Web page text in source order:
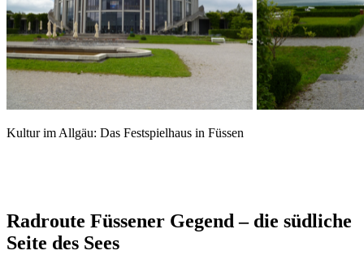
Kultur im Allgäu: Das Festspielhaus in Füssen
Radroute Füssener Gegend – die südliche
Seite des Sees